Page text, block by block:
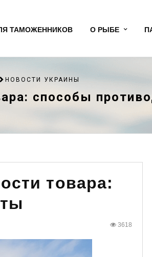
ТАМОЖЕННИКОВ О РЫБЕ
НОВОСТИ УКРАИНЫ
способы
товара:
3618